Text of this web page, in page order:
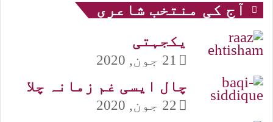
آج کی منتخب شاعری
یکجہتی
21 جون, 2020
چال ایسی غم زمانہ چلا
22 جون, 2020